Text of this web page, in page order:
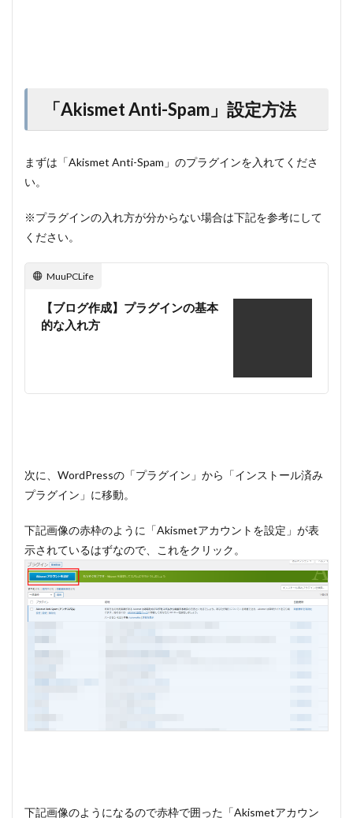
「Akismet Anti-Spam」設定方法
まずは「Akismet Anti-Spam」のプラグインを入れてくださ
い。
※プラグインの入れ方が分からない場合は下記を参考にして
ください。
MuuPCLife
【ブログ作成】プラグインの基本
的な入れ方
次に、WordPressの「プラグイン」から「インストール済み
プラグイン」に移動。
下記画像の赤枠のように「Akismetアカウントを設定」が表
示されているはずなので、これをクリック。
下記画像のようになるので赤枠で囲った「Akismetアカウン